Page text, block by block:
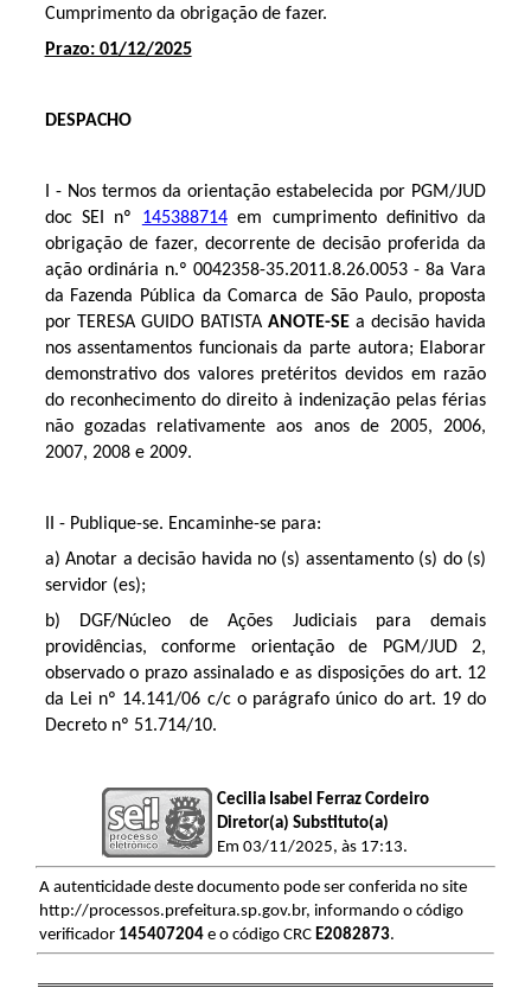
Cumprimento da obrigação de fazer.
Prazo: 01/12/2025
DESPACHO
I - Nos termos da orientação estabelecida por PGM/JUD
doc SEI nº 145388714em cumprimento definitivo da
obrigação de fazer, decorrente de decisão proferida da
ação ordinária n.º 0042358-35.2011.8.26.0053 - 8a Vara
da Fazenda Pública da Comarca de São Paulo, proposta
por TERESA GUIDO BATISTA ANOTE-SEa decisão havida
nos assentamentos funcionais da parte autora; Elaborar
demonstrativo dos valores pretéritos devidos em razão
do reconhecimento do direito à indenização pelas férias
não gozadas relativamente aos anos de 2005, 2006,
2007, 2008 e 2009.
II - Publique-se. Encaminhe-se para:
a) Anotar a decisão havida no (s) assentamento (s) do (s)
servidor (es);
b) DGF/Núcleo de Ações Judiciais para demais
providências, conforme orientação de PGM/JUD 2,
observado o prazo assinalado e as disposições do art. 12
da Lei nº 14.141/06 c/c o parágrafo único do art. 19 do
Decreto nº 51.714/10.
Cecilia Isabel Ferraz Cordeiro
Diretor(a) Substituto(a)
Em 03/11/2025, às 17:13.
A autenticidade deste documento pode ser conferida no site
http://processos.prefeitura.sp.gov.br, informando o código
verificador 145407204e o código CRC E2082873.